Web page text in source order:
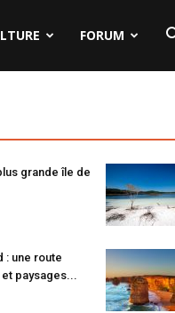
FORUM
grande île de
: une route
paysages...